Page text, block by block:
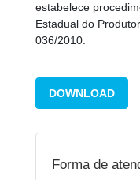
estabelece
Estadual do
036/2010.
DOWNLOAD
Forma de